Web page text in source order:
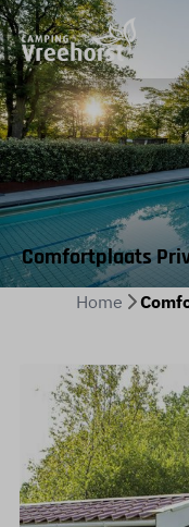
Comfortplaats
Home